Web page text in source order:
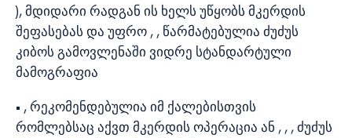
), მდიდარი რადგან ის ხელს უწყობს მკერდის
შეფასებას და უფრო , , წარმატებულია ძუძუს
კიბოს გამოვლენაში ვიდრე სტანდარტული
მამოგრაფია
• , რეკომენდებულია იმ ქალებისთვის
რომლებსაც აქვთ მკერდის ოპერაცია ან , , , ძუძუს